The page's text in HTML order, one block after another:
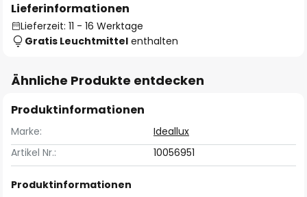
Lieferinformationen
Lieferzeit: 11 - 16 Werktage
Gratis Leuchtmittel enthalten
Ähnliche Produkte entdecken
Produktinformationen
Marke:
Ideallux
Artikel Nr.:
10056951
Produktinformationen